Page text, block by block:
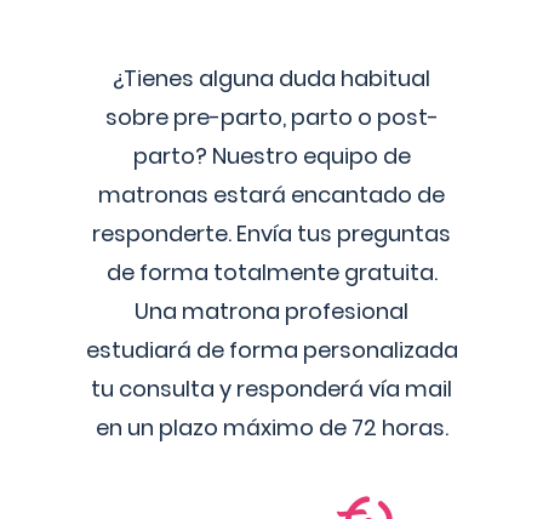
¿Tienes alguna duda habitual
sobre pre-parto, parto o post-
parto? Nuestro equipo de
matronas estará encantado de
responderte. Envía tus preguntas
de forma totalmente gratuita.
Una matrona profesional
estudiará de forma personalizada
tu consulta y responderá vía mail
en un plazo máximo de 72 horas.